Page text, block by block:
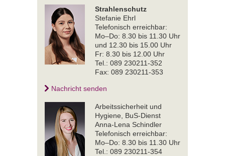
Strahlenschutz
Stefanie Ehrl
Telefonisch erreichbar:
Mo–Do: 8.30 bis 11.30 Uhr
und 12.30 bis 15.00 Uhr
Fr: 8.30 bis 12.00 Uhr
Tel.: 089 230211-352
Fax: 089 230211-353
Nachricht senden
Arbeitssicherheit und
Hygiene, BuS-Dienst
Anna-Lena Schindler
Telefonisch erreichbar:
Mo–Do: 8.30 bis 11.30 Uhr
Tel.: 089 230211-354